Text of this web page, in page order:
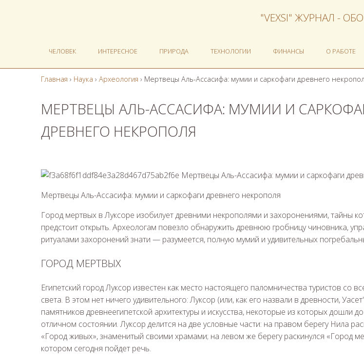
"VEXSI" ЖУРНАЛ -
ЧЕЛОВЕК ИНТЕРЕСНОЕ ПРИРОДА ТЕХНОЛОГИИ ФИНАНСЫ О РАБОТЕ
Главная › Наука › Археология › Мертвецы Аль-Ассасифа: мумии и саркофаги древнего
МЕРТВЕЦЫ АЛЬ-АССАСИФА: МУМИИ И
ДРЕВНЕГО НЕКРОПОЛЯ
Мертвецы Аль-Ассасифа: мумии и саркофаги древнего некрополя
Город мертвых в Луксоре изобилует древними некрополями и захоронениями, тайны
предстоит открыть. Археологам повезло обнаружить древнюю гробницу чиновника,
ритуалами захоронений знати — разумеется, полную мумий и удивительных
ГОРОД МЕРТВЫХ
Египетский город Луксор известен как место настоящего паломничества туристов со
света. В этом нет ничего удивительного: Луксор (или, как его назвали в древности,
памятников древнеегипетской архитектуры и искусства, некоторые из которых дошли
отличном состоянии. Луксор делится на две условные части: на правом берегу Нила
«Город живых», знаменитый своими храмами; на левом же берегу раскинулся «Город
котором сегодня пойдет речь.